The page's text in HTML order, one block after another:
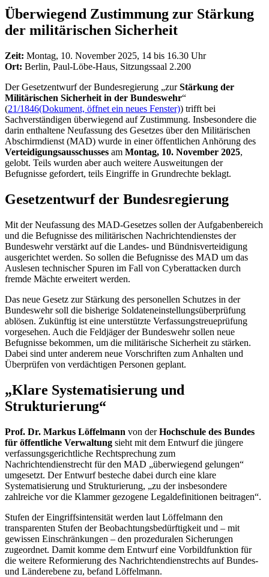
Überwiegend Zustimmung zur Stärkung
der militärischen Sicherheit
Zeit: Montag, 10. November 2025, 14 bis 16.30 Uhr
Ort: Berlin, Paul-Löbe-Haus, Sitzungssaal 2.200
Der Gesetzentwurf der Bundesregierung „zurStärkung der
Militärischen Sicherheit in der Bundeswehr“
(21/1846(Dokument, öffnet ein neues Fenster)) trifft bei
Sachverständigen überwiegend auf Zustimmung. Insbesondere die
darin enthaltene Neufassung des Gesetzes über den Militärischen
Abschirmdienst (MAD) wurde in einer öffentlichen Anhörung des
Verteidigungsausschusses am Montag, 10. November 2025,
gelobt. Teils wurden aber auch weitere Ausweitungen der
Befugnisse gefordert, teils Eingriffe in Grundrechte beklagt.
Gesetzentwurf der Bundesregierung
Mit der Neufassung des MAD-Gesetzes sollen der Aufgabenbereich
und die Befugnisse des militärischen Nachrichtendienstes der
Bundeswehr verstärkt auf die Landes- und Bündnisverteidigung
ausgerichtet werden. So sollen die Befugnisse des MAD um das
Auslesen technischer Spuren im Fall von Cyberattacken durch
fremde Mächte erweitert werden.
Das neue Gesetz zur Stärkung des personellen Schutzes in der
Bundeswehr soll die bisherige Soldateneinstellungsüberprüfung
ablösen. Zukünftig ist eine unterstützte Verfassungstreueprüfung
vorgesehen. Auch die Feldjäger der Bundeswehr sollen neue
Befugnisse bekommen, um die militärische Sicherheit zu stärken.
Dabei sind unter anderem neue Vorschriften zum Anhalten und
Überprüfen von verdächtigen Personen geplant.
„Klare Systematisierung und
Strukturierung“
Prof. Dr. Markus Löffelmann von derHochschule des Bundes
für öffentliche Verwaltung sieht mit dem Entwurf die jüngere
verfassungsgerichtliche Rechtsprechung zum
Nachrichtendienstrecht für den MAD „überwiegend gelungen“
umgesetzt. Der Entwurf besteche dabei durch eine klare
Systematisierung und Strukturierung, „zu der insbesondere
zahlreiche vor die Klammer gezogene Legaldefinitionen beitragen“.
Stufen der Eingriffsintensität werden laut Löffelmann den
transparenten Stufen der Beobachtungsbedürftigkeit und – mit
gewissen Einschränkungen – den prozeduralen Sicherungen
zugeordnet. Damit komme dem Entwurf eine Vorbildfunktion für
die weitere Reformierung des Nachrichtendienstrechts auf Bundes-
und Länderebene zu, befand Löffelmann.